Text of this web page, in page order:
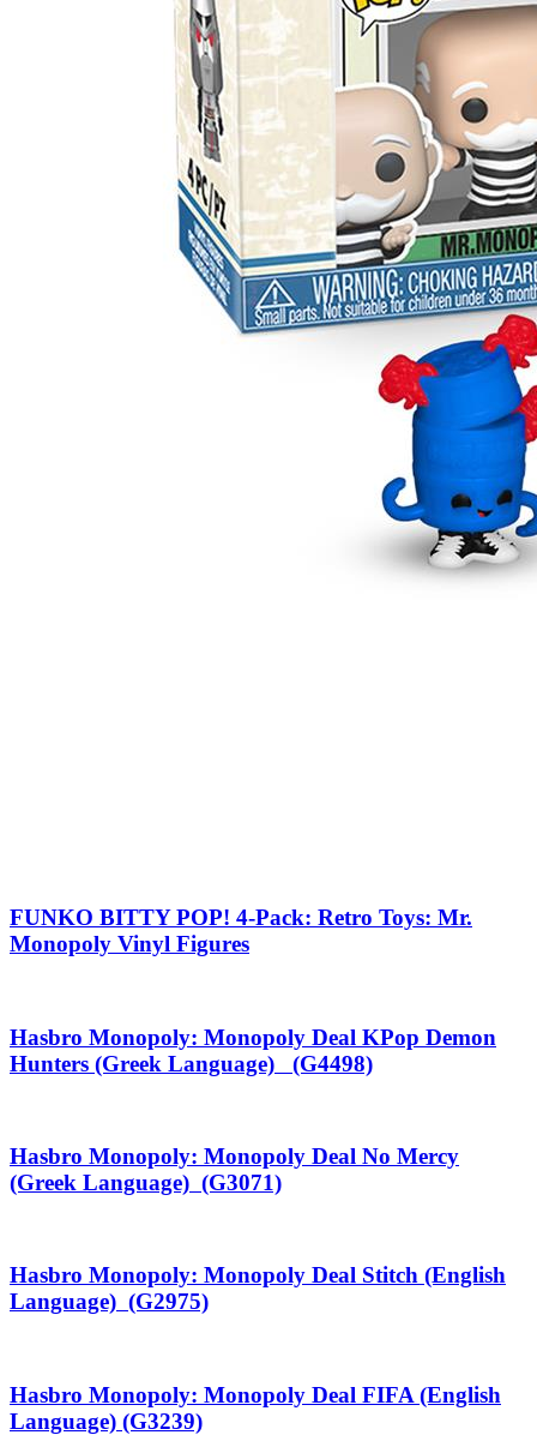
FUNKO BITTY POP! 4-Pack: Retro Toys: Mr.
Monopoly Vinyl Figures
Hasbro Monopoly: Monopoly Deal KPop Demon
Hunters (Greek Language) (G4498)
Hasbro Monopoly: Monopoly Deal No Mercy
(Greek Language) (G3071)
Hasbro Monopoly: Monopoly Deal Stitch (English
Language) (G2975)
Hasbro Monopoly: Monopoly Deal FIFA (English
Language) (G3239)